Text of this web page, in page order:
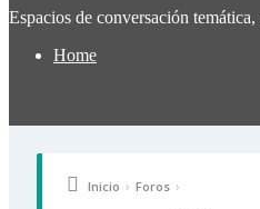
Espacios de conversación temática,
Home
Inicio › Foros ›